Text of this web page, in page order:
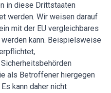
in diese Drittstaaten
werden. Wir weisen darauf
mit der EU vergleichbares
kann. Beispielsweise
als Betroffener hiergegen
kann daher nicht